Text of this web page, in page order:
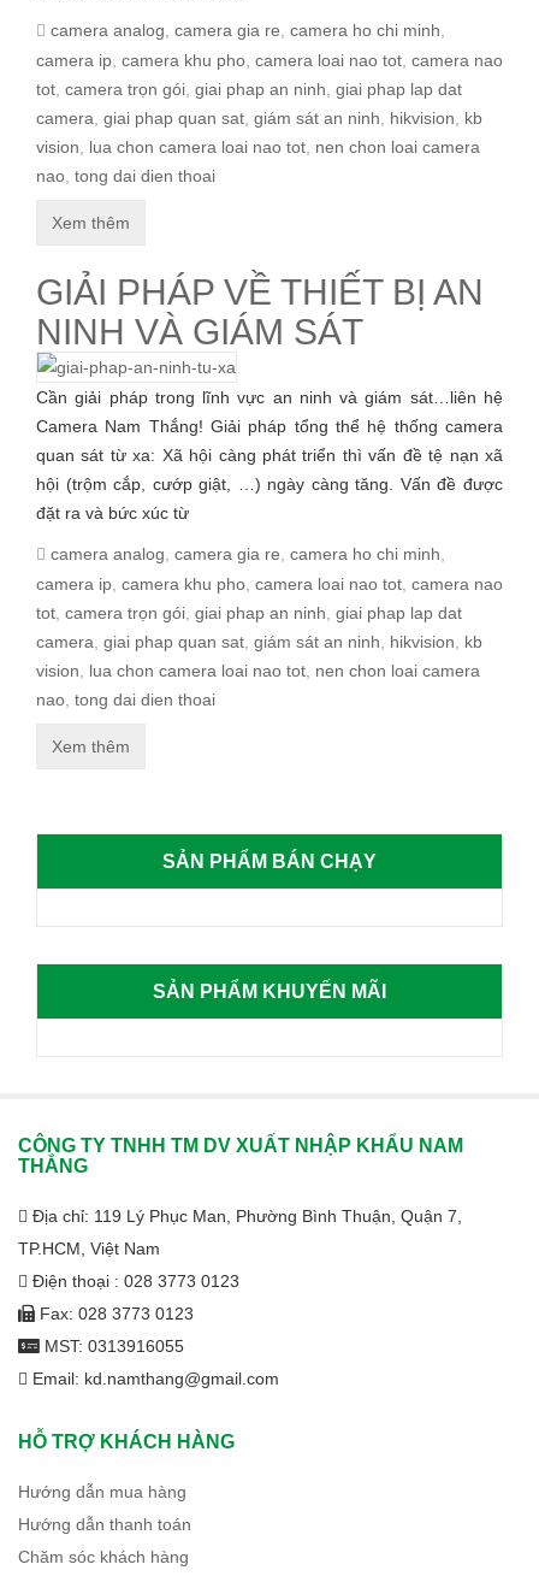
camera analog camera gia re camera ho chi minh
camera ip camera khu pho camera loai nao tot camera nao
tot camera trọn gói giai phap an ninh giai phap lap dat
camera giai phap quan sat giám sát an ninh hikvision
kb
vision
lua chon camera loai nao tot nen chon loai camera
nao tong dai dien thoai
Xem thêm
GIẢI PHÁP VỀ THIẾT BỊ AN
NINH VÀ GIÁM SÁT
Cần giải pháp trong lĩnh vực an ninh và giám sát…liên hệ
Camera Nam Thắng! Giải pháp tổng thể hệ thống camera
quan sát từ xa: Xã hội càng phát triển thì vấn đề tệ nạn xã
hội (trộm cắp, cướp giật, …) ngày càng tăng. Vấn đề được
đặt ra và bức xúc từ
camera analog camera gia re camera ho chi minh
camera ip camera khu pho camera loai nao tot camera nao
tot camera trọn gói giai phap an ninh giai phap lap dat
camera giai phap quan sat giám sát an ninh hikvision
kb
vision
lua chon camera loai nao tot nen chon loai camera
nao tong dai dien thoai
Xem thêm
SẢN PHẨM BÁN CHẠY
SẢN PHẨM KHUYẾN MÃI
CÔNG TY TNHH TM DV XUẤT NHẬP KHẨU NAM
THẮNG
Địa chỉ: 119 Lý Phục Man, Phường Bình Thuận, Quận 7,
TP.HCM, Việt Nam
Điện thoại : 028 3773 0123
Fax: 028 3773 0123
MST: 0313916055
Email: kd.namthang@gmail.com
HỖ TRỢ KHÁCH HÀNG
Hướng dẫn mua hàng
Hướng dẫn thanh toán
Chăm sóc khách hàng